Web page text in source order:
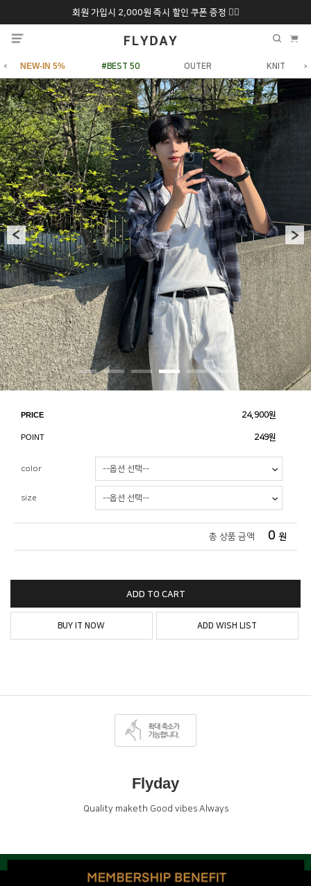
회원 가입시 2,000원 즉시 할인 쿠폰 증정 ❤️‍🔥
추석 특별 할인 10~20% 9/6 화 ~ 9/12월
NEW-IN 5% #BEST 50 OUTER KNIT
PRICE 24,900원
POINT 249원
color
size
총 상품 금액 0 원
ADD TO CART
BUY IT NOW ADD WISH LIST
Flyday
Quality maketh Good vibes Always